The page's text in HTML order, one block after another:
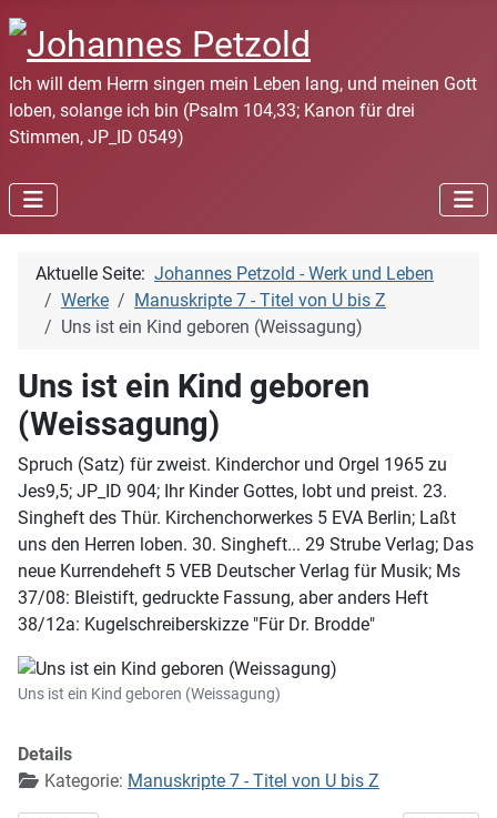
Ich will dem Herrn singen mein Leben lang, und meinen Gott
loben, solange ich bin (Psalm 104,33; Kanon für drei
Stimmen, JP_ID 0549)
Aktuelle Seite: Johannes Petzold - Werk und Leben
Werke
Manuskripte 7 - Titel von U bis Z
Uns ist ein Kind geboren (Weissagung)
Uns ist ein Kind geboren
(Weissagung)
Spruch (Satz) für zweist. Kinderchor und Orgel 1965 zu
Jes9,5; JP_ID 904; Ihr Kinder Gottes, lobt und preist. 23.
Singheft des Thür. Kirchenchorwerkes 5 EVA Berlin; Laßt
uns den Herren loben. 30. Singheft... 29 Strube Verlag; Das
neue Kurrendeheft 5 VEB Deutscher Verlag für Musik; Ms
37/08: Bleistift, gedruckte Fassung, aber anders Heft
38/12a: Kugelschreiberskizze "Für Dr. Brodde"
Uns ist ein Kind geboren (Weissagung)
Details
Kategorie: Manuskripte 7 - Titel von U bis Z